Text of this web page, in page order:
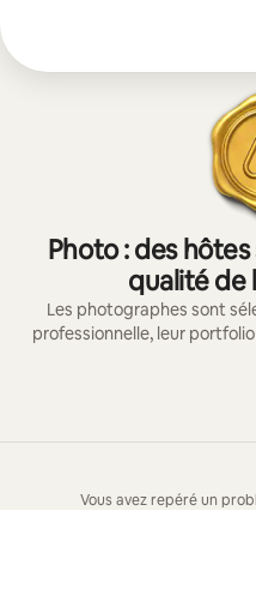
Photo : des
qualité de
Les photographes sont
professionnelle, leur
Vous avez repéré un